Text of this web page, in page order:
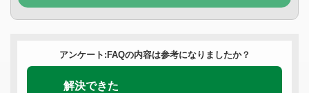
アンケート:FAQの内容は参考になりましたか？
解決できた